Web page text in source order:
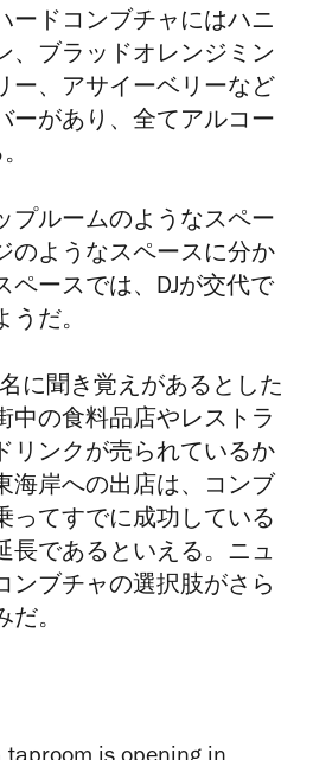
ードコンブチャにはハニ
、ブラッドオレンジミン
ー、アサイーベリーなど
ーがあり、全てアルコー
プルームのようなスペー
のようなスペースに分か
ペースでは、DJが交代で
うだ。
に聞き覚えがあるとした
中の食料品店やレストラ
リンクが売られているか
海岸への出店は、コンブ
ってすでに成功している
であるといえる。 ニュ
ンブチャの選択肢がさら
だ。